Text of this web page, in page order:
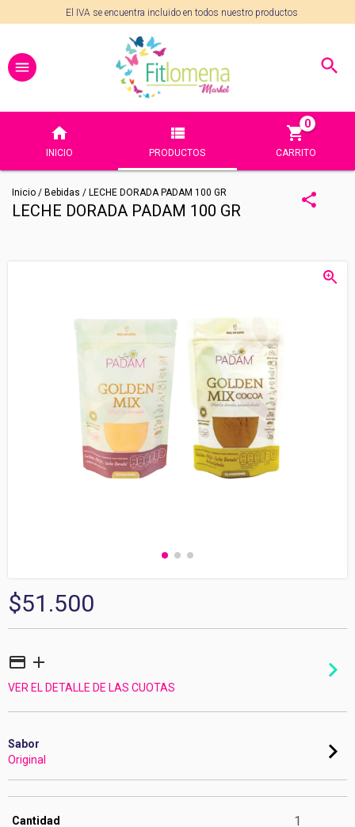
El IVA se encuentra incluido en todos nuestro productos
INICIO PRODUCTOS CARRITO
0
Inicio / Bebidas / LECHE DORADA PADAM 100 GR
LECHE DORADA PADAM 100 GR
$51.500
VER EL DETALLE DE LAS CUOTAS
Sabor
Original
Cantidad